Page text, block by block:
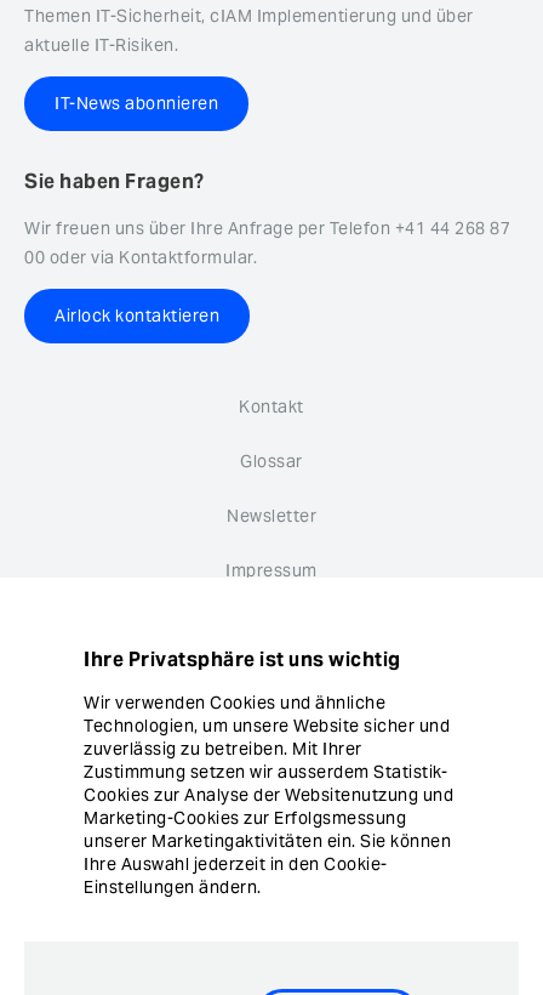
Themen IT-Sicherheit, cIAM Implementierung und über
aktuelle IT-Risiken.
IT-News abonnieren
Sie haben Fragen?
Wir freuen uns über Ihre Anfrage per Telefon +41 44 268 87
00 oder via Kontaktformular.
Airlock kontaktieren
Kontakt
Glossar
Newsletter
Impressum
Cookie Einstellungen
© Copyright Ergon Informatik AG
Ihre Privatsphäre ist uns wichtig
Wir verwenden Cookies und ähnliche
Technologien, um unsere Website sicher und
zuverlässig zu betreiben. Mit Ihrer
Zustimmung setzen wir ausserdem Statistik-
Cookies zur Analyse der Websitenutzung und
Marketing-Cookies zur Erfolgsmessung
unserer Marketingaktivitäten ein. Sie können
Ihre Auswahl jederzeit in den Cookie-
Einstellungen ändern.